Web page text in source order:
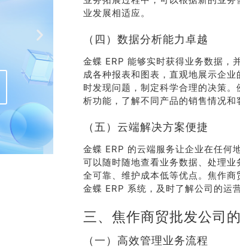
介绍客户豪礼
相送
联系我
们
业发展相适应。
（四）数据分析能力卓越
金蝶 ERP 能够实时获得业务数据，
成各种报表和图表，直观地展示企
时发现问题，制定科学合理的决策
析功能，了解不同产品的销售情况和
（五）云端解决方案便捷
金蝶 ERP 的云端服务让企业在任何
可以随时随地查看业务数据、处理
全可靠、维护成本低等优点。焦作
金蝶 ERP 系统，及时了解公司的运
三、焦作商贸批发公司
（一）高效管理业务流程